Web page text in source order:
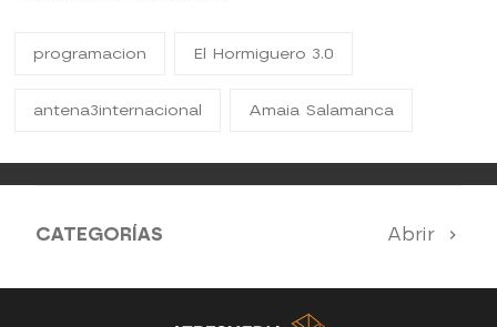
programacion El Hormiguero 3.0
antena3internacional Amaia Salamanca
CATEGORÍAS Abrir
Antena 3 Noticias El Hormiguero